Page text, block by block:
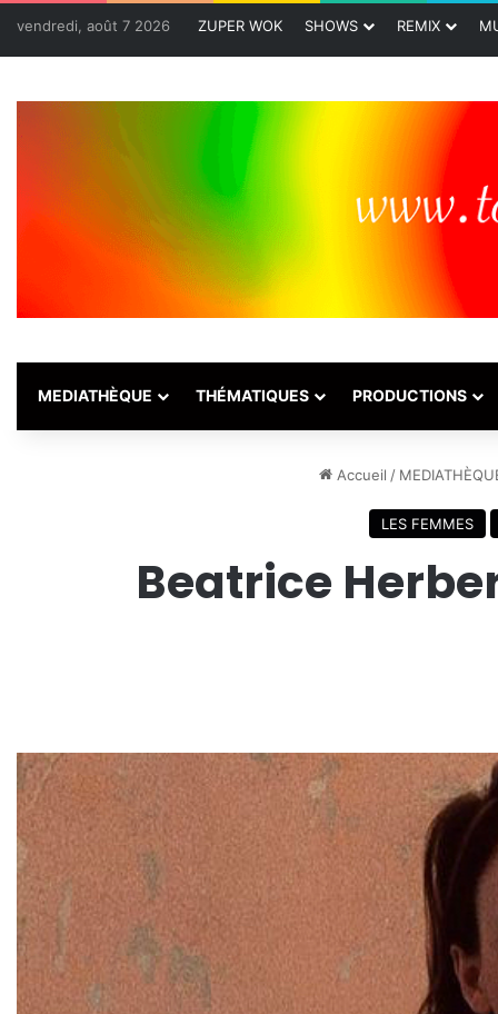
vendredi, août 7 2026 ZUPER WOK SHOWS REMIX
MEDIATHÈQUE THÉMATIQUES PRODUCTIONS
Accueil /
LES FEMMES
Beatrice